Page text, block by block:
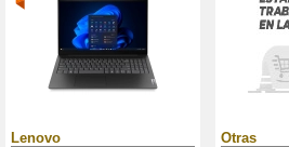
Lenovo Otras